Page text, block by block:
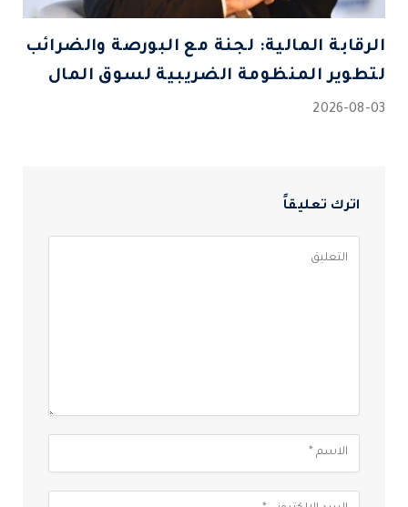
الرقابة المالية: لجنة مع البورصة والضرائب
لتطوير المنظومة الضريبية لسوق المال
2026-08-03
اترك تعليقاً